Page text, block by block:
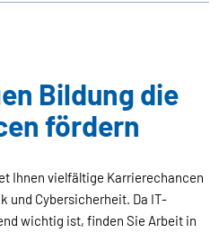
Bildung die
fördern
Ihnen vielfältige Karrierechancen
und Cybersicherheit. Da IT-
wichtig ist, finden Sie Arbeit in